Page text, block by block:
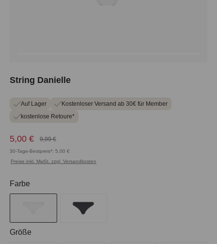
String Danielle
Auf Lager
Kostenloser Versand ab 30€ für Member
kostenlose Retoure*
5,00 € 9,99 €
30-Tage-Bestpreis*: 5,00 €
Preise inkl. MwSt. zzgl. Versandkosten
Farbe
Größe